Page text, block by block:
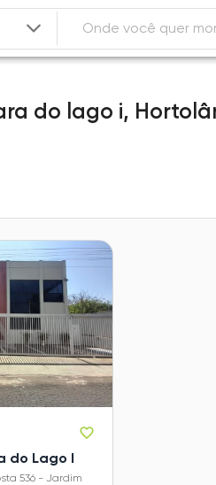
do lago i,
do Lago I
536 - Jardim